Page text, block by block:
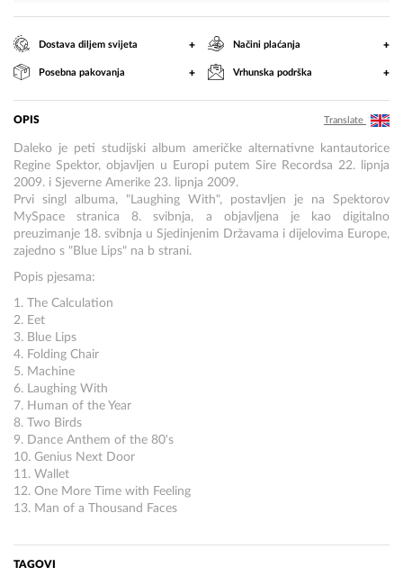
Dostava diljem svijeta + Načini plaćanja +
Posebna pakovanja + Vrhunska podrška +
OPIS Translate
Daleko je peti studijski album američke alternativne kantautorice
Regine Spektor, objavljen u Europi putem Sire Recordsa 22. lipnja
2009. i Sjeverne Amerike 23. lipnja 2009.
Prvi singl albuma, "Laughing With", postavljen je na Spektorov
MySpace stranica 8. svibnja, a objavljena je kao digitalno
preuzimanje 18. svibnja u Sjedinjenim Državama i dijelovima Europe,
zajedno s "Blue Lips" na b strani.
Popis pjesama:
1. The Calculation
2. Eet
3. Blue Lips
4. Folding Chair
5. Machine
6. Laughing With
7. Human of the Year
8. Two Birds
9. Dance Anthem of the 80's
10. Genius Next Door
11. Wallet
12. One More Time with Feeling
13. Man of a Thousand Faces
TAGOVI